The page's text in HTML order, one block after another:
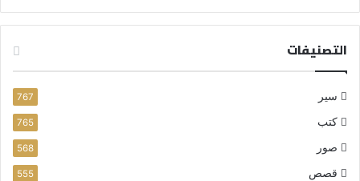
التصنيفات
سير 767
كتب 765
صور 568
قصص 555